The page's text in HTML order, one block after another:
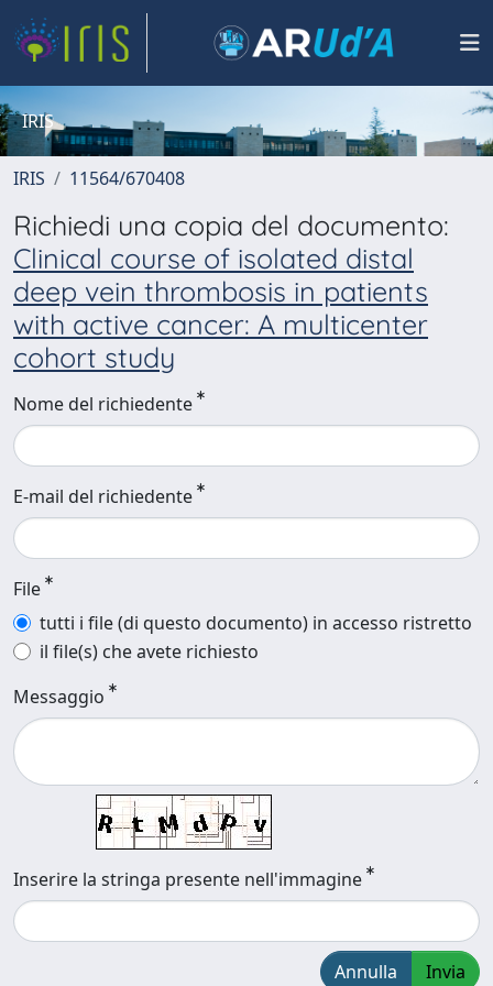
IRIS
IRIS 11564/670408
Richiedi una copia del documento:
Clinical course of isolated distal
deep vein thrombosis in patients
with active cancer: A multicenter
cohort study
Nome del richiedente
E-mail del richiedente
File
tutti i file (di questo documento) in accesso ristretto
il file(s) che avete richiesto
Messaggio
Inserire la stringa presente nell'immagine
Annulla Invia